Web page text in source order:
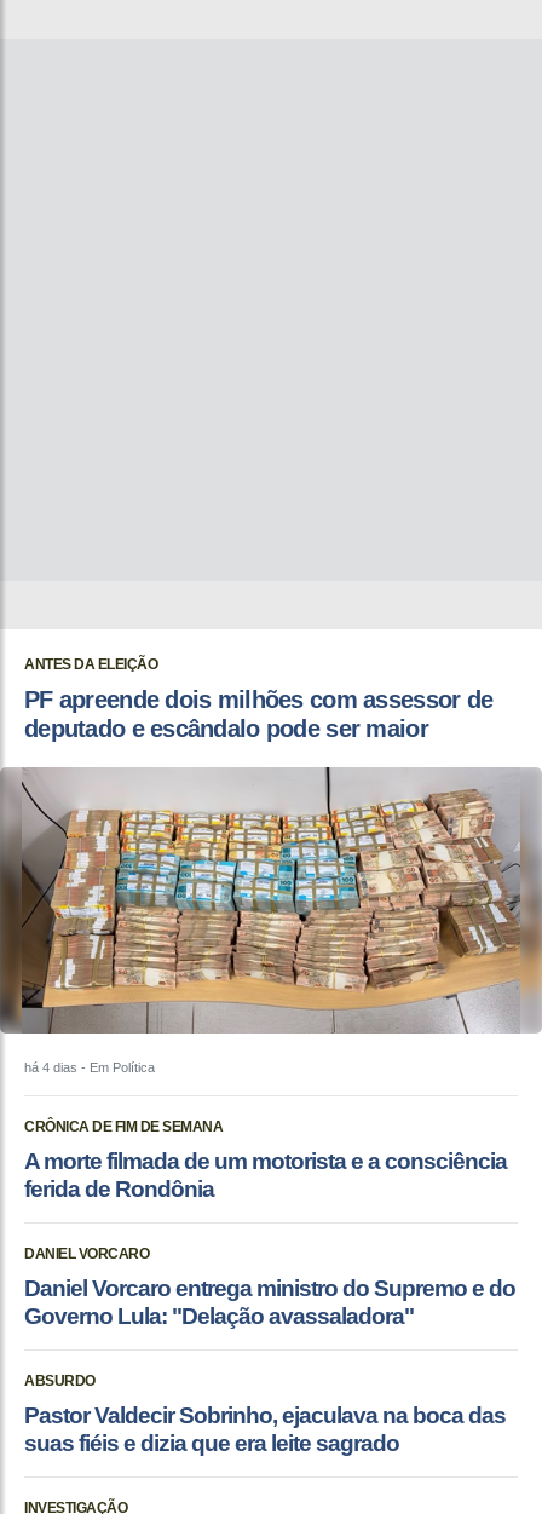
ANTES DA ELEIÇÃO
PF apreende dois milhões com assessor de
deputado e escândalo pode ser maior
há 4 dias - Em Política
CRÔNICA DE FIM DE SEMANA
A morte filmada de um motorista e a consciência
ferida de Rondônia
DANIEL VORCARO
Daniel Vorcaro entrega ministro do Supremo e do
Governo Lula: "Delação avassaladora"
ABSURDO
Pastor Valdecir Sobrinho, ejaculava na boca das
suas fiéis e dizia que era leite sagrado
INVESTIGAÇÃO